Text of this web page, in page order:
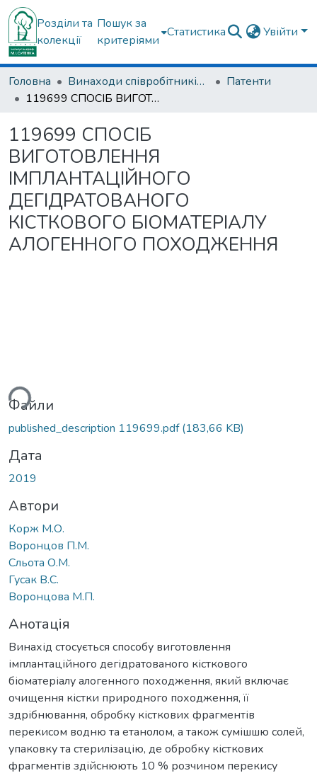
Розділи та
колекції
Пошук за
критеріями
Статистика Увійти
Головна Винаходи співробітників ДУ "ІПХС ім. проф. М.І. Ситенка"
Патенти
119699 СПОСІБ ВИГОТОВЛЕННЯ ІМПЛАНТАЦІЙНОГО ДЕГІДРАТОВАНОГО КІСТКОВОГО БІОМАТЕРІАЛУ АЛОГЕННОГО ПОХОДЖЕННЯ
119699 СПОСІБ
ВИГОТОВЛЕННЯ
ІМПЛАНТАЦІЙНОГО
ДЕГІДРАТОВАНОГО
КІСТКОВОГО БІОМАТЕРІАЛУ
АЛОГЕННОГО ПОХОДЖЕННЯ
Файли
published_description 119699.pdf(183,66 KB)
Дата
2019
Автори
Корж М.О.
Воронцов П.М.
Сльота О.М.
Гусак В.С.
Воронцова М.П.
Анотація
Винахід стосується способу виготовлення
імплантаційного дегідратованого кісткового
біоматеріалу алогенного походження, який включає
очищення кістки природного походження, її
здрібнювання, обробку кісткових фрагментів
перекисом водню та етанолом, а також сумішшю солей,
упаковку та стерилізацію, де обробку кісткових
фрагментів здійснюють 10 % розчином перекису